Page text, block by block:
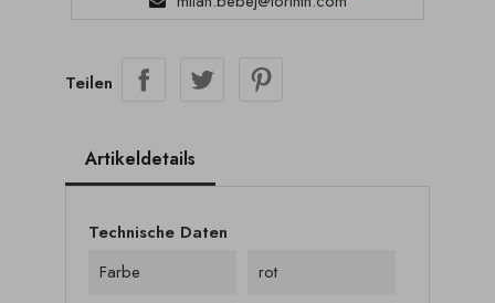
Teilen
Artikeldetails
Technische Daten
Farbe
rot